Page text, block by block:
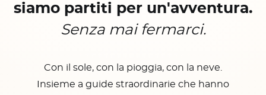
siamo partiti per un'avventura.
Senza mai fermarci.
Con il sole, con la pioggia, con la neve.
Insieme a guide straordinarie che hanno